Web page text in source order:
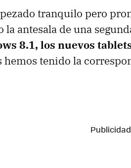
tranquilo pero
la antesala de una
8.1, los nuevos
hemos tenido la